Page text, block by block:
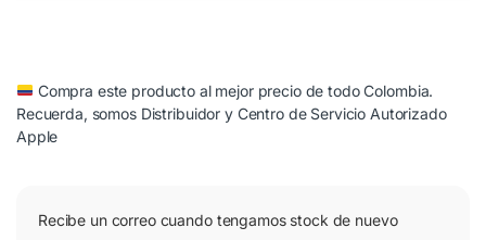
Compra este producto al mejor precio de todo Colombia.
Recuerda, somos Distribuidor y Centro de Servicio Autorizado
Apple
Recibe un correo cuando tengamos stock de nuevo